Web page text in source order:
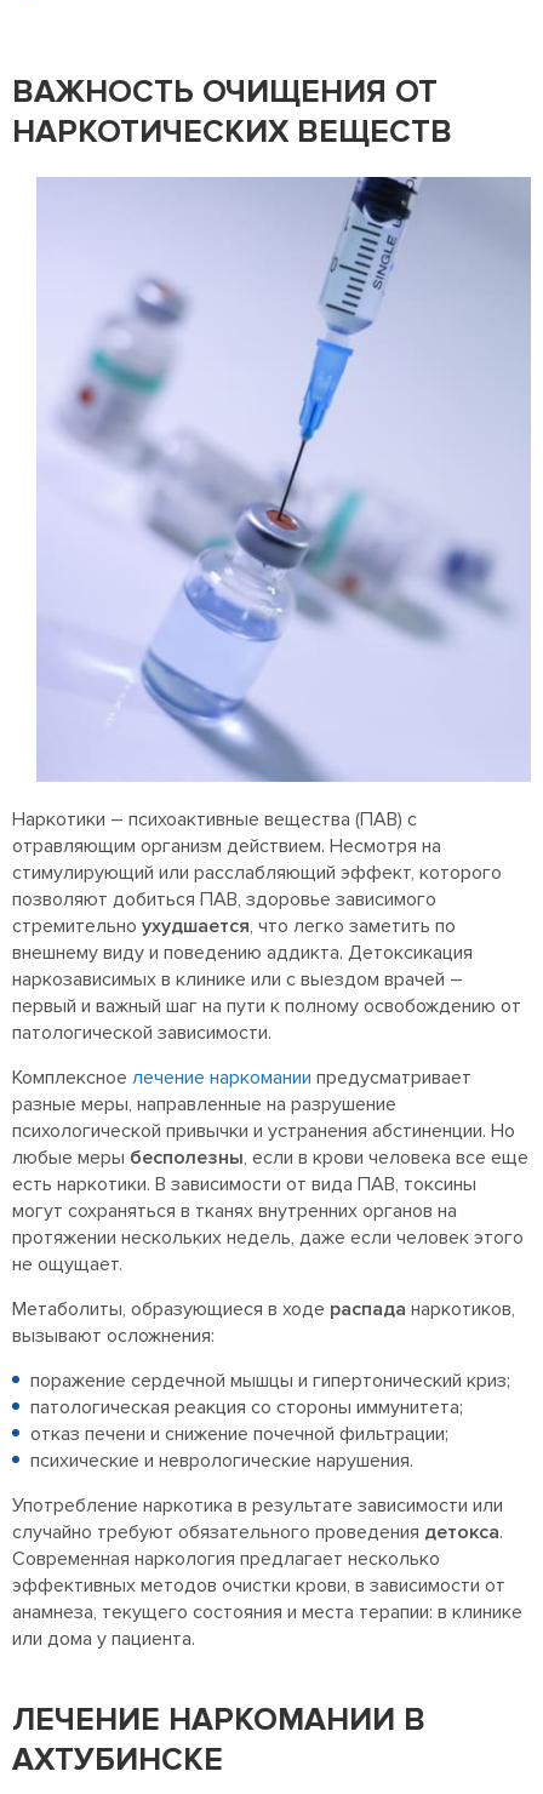
ВАЖНОСТЬ ОЧИЩЕНИЯ ОТ
НАРКОТИЧЕСКИХ ВЕЩЕСТВ
Наркотики – психоактивные вещества (ПАВ) с
отравляющим организм действием. Несмотря на
стимулирующий или расслабляющий эффект, которого
позволяют добиться ПАВ, здоровье зависимого
стремительно ухудшается, что легко заметить по
внешнему виду и поведению аддикта. Детоксикация
наркозависимых в клинике или с выездом врачей –
первый и важный шаг на пути к полному освобождению от
патологической зависимости.
Комплексное лечение наркомании предусматривает
разные меры, направленные на разрушение
психологической привычки и устранения абстиненции. Но
любые меры бесполезны, если в крови человека все еще
есть наркотики. В зависимости от вида ПАВ, токсины
могут сохраняться в тканях внутренних органов на
протяжении нескольких недель, даже если человек этого
не ощущает.
Метаболиты, образующиеся в ходе распада наркотиков,
вызывают осложнения:
поражение сердечной мышцы и гипертонический криз;
патологическая реакция со стороны иммунитета;
отказ печени и снижение почечной фильтрации;
психические и неврологические нарушения.
Употребление наркотика в результате зависимости или
случайно требуют обязательного проведения детокса.
Современная наркология предлагает несколько
эффективных методов очистки крови, в зависимости от
анамнеза, текущего состояния и места терапии: в клинике
или дома у пациента.
ЛЕЧЕНИЕ НАРКОМАНИИ В
АХТУБИНСКЕ